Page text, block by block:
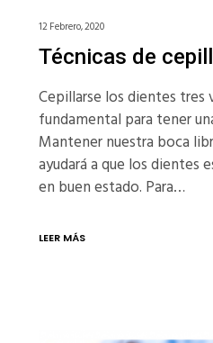
12 Febrero, 2020
Técnicas de
Cepillarse los dientes tres
fundamental para tener
Mantener nuestra boca
ayudará a que los dientes
en buen estado. Para…
LEER MÁS